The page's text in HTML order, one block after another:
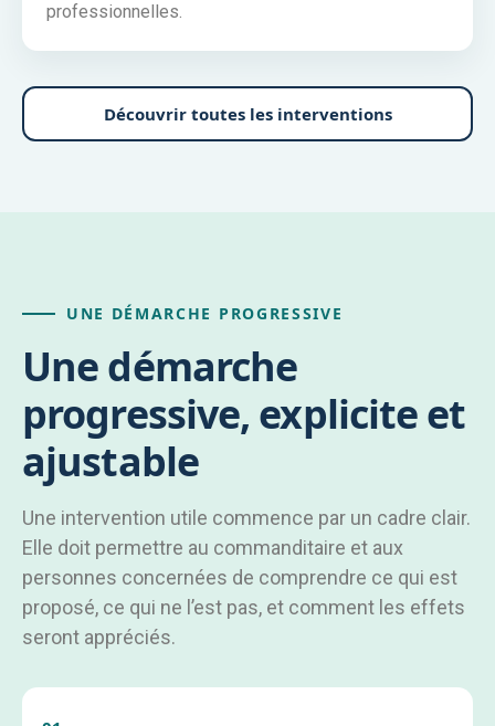
professionnelles.
Découvrir toutes les interventions
UNE DÉMARCHE PROGRESSIVE
Une démarche
progressive, explicite et
ajustable
Une intervention utile commence par un cadre clair.
Elle doit permettre au commanditaire et aux
personnes concernées de comprendre ce qui est
proposé, ce qui ne l’est pas, et comment les effets
seront appréciés.